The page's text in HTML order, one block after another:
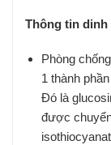
Thông tin
Phòng
1 thành
Đó là
được